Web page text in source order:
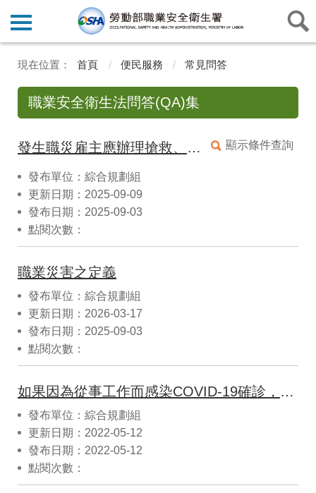
首頁 便民服務 常見問答
職業安全衛生法問答(QA)集
顯示條件查詢
發生職災雇主應辦理搶救、調查與通報事項
發布單位：綜合規劃組
更新日期：2025-09-09
發布日期：2025-09-03
點閱次數：
職業災害之定義
發布單位：綜合規劃組
更新日期：2026-03-17
發布日期：2025-09-03
點閱次數：
如果因為從事工作而感染COVID-19確診，是否需上網填報職業災害內容及統計?
發布單位：綜合規劃組
更新日期：2022-05-12
發布日期：2022-05-12
點閱次數：